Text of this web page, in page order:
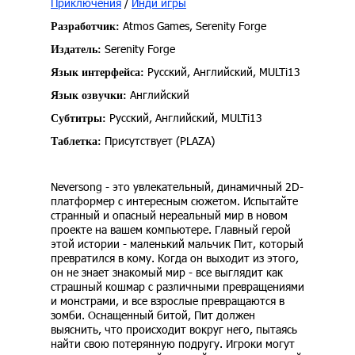
Разработчик: Atmos Games, Serenity Forge
Издатель: Serenity Forge
Язык интерфейса: Русский, Английский, MULTi13
Язык озвучки: Английский
Субтитры: Русский, Английский, MULTi13
Таблетка: Присутствует (PLAZA)
Neversong - это увлекательный, динамичный 2D-
платформер с интересным сюжетом. Испытайте
странный и опасный нереальный мир в новом
проекте на вашем компьютере. Главный герой
этой истории - маленький мальчик Пит, который
превратился в кому. Когда он выходит из этого,
он не знает знакомый мир - все выглядит как
страшный кошмар с различными превращениями
и монстрами, и все взрослые превращаются в
зомби. Оснащенный битой, Пит должен
выяснить, что происходит вокруг него, пытаясь
найти свою потерянную подругу. Игроки могут